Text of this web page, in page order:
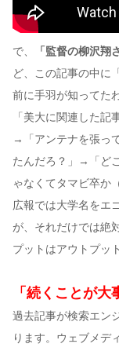
で、 「監督の柳沢翔
ど、この記事の中に
前に手羽が知ってた
「美大に関連した記
→「アンテナを張っ
たんだろ？」→「ど
ゃなくてタマビ卒か
広報では大学名をエ
が、それだけでは絶
プットはアウトプッ
「続くことが大
過去記事が検索エン
ります。ウェブメデ